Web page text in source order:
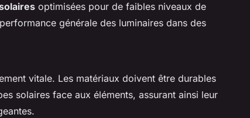
optimisées pour de faibles niveaux de
générale des luminaires dans des
vitale. Les matériaux doivent être durables
solaires face aux éléments, assurant ainsi leur